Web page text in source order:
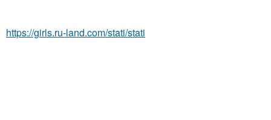
https://girls.ru-land.com/stati/stati